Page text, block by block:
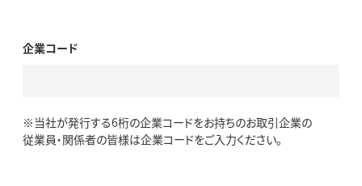
企業コード
※当社が発行する6桁の企業コードをお持ちのお取引企業の
従業員・関係者の皆様は企業コードをご入力ください。